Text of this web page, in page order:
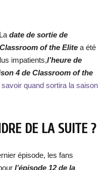
date de sortie de
of the Elite a été
impatients,l’heure de
4 de Classroom of the
savoir quand sortira la saison
DE LA SUITE ?
épisode, les fans
l’épisode 12 de la